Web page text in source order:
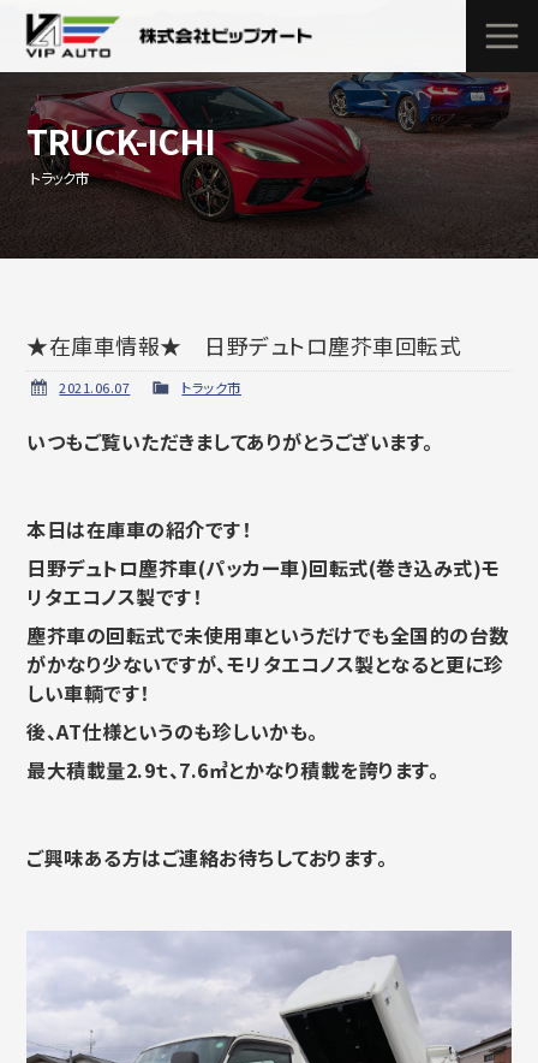
TRUCK-ICHI
トラック市
★在庫車情報★ 日野デュトロ塵芥車回転式
2021.06.07 トラック市
いつもご覧いただきましてありがとうございます。
本日は在庫車の紹介です！
日野デュトロ塵芥車(パッカー車)回転式(巻き込み式)モ
リタエコノス製です！
塵芥車の回転式で未使用車というだけでも全国的の台数
がかなり少ないですが、モリタエコノス製となると更に珍
しい車輌です！
後、AT仕様というのも珍しいかも。
最大積載量2.9ｔ、7.6㎥とかなり積載を誇ります。
ご興味ある方はご連絡お待ちしております。